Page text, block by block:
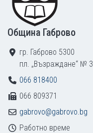
Община Габрово
гр. Габрово 5300
пл. „Възраждане“ № 3
066 818400
066 809371
gabrovo@gabrovo.bg
Работно време